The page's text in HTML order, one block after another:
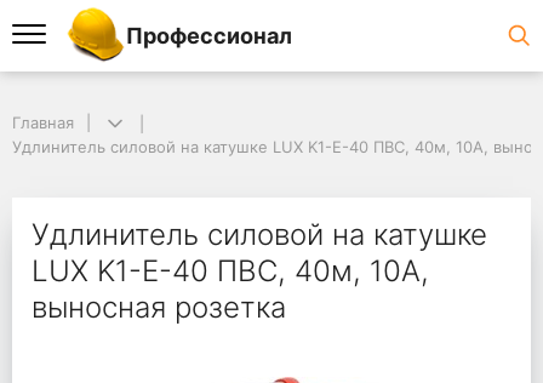
Профессионал
Главная
Удлинитель силовой на катушке LUX K1-Е-40 ПВС, 40м, 10А,
Удлинитель силовой на катушке
LUX K1-Е-40 ПВС, 40м, 10А,
выносная розетка